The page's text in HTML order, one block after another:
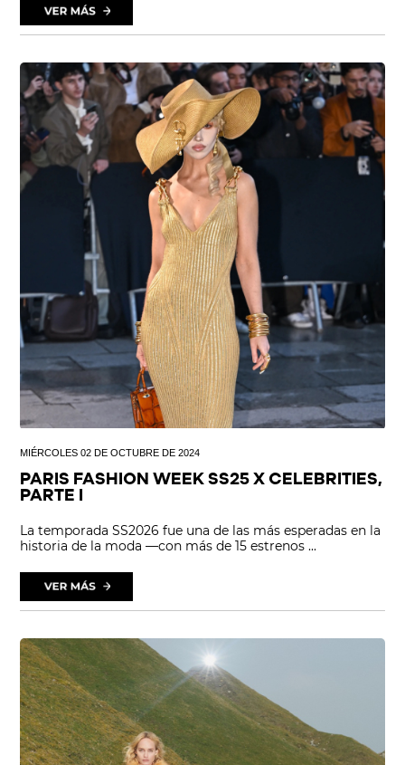
MIÉRCOLES 02 DE OCTUBRE DE 2024
PARIS FASHION WEEK SS25 X CELEBRITIES,
PARTE I
La temporada SS2026 fue una de las más esperadas en la
historia de la moda —con más de 15 estrenos ...